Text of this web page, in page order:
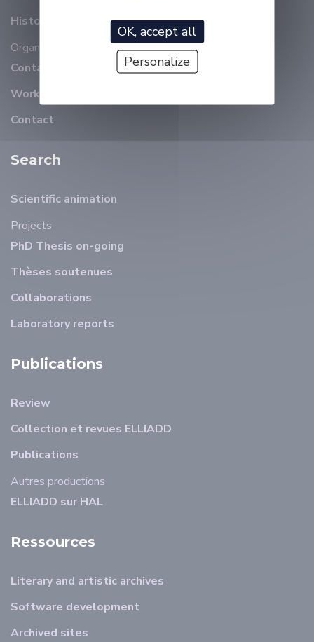
History
Organizational chart
Members
Contact details
Working at ELLIADD
Contact
Search
Scientific animation
Projects
PhD Thesis on-going
Thèses soutenues
Collaborations
Laboratory reports
Publications
Review
Collection et revues ELLIADD
Publications
Autres productions
ELLIADD sur HAL
Ressources
Literary and artistic archives
Software development
Archived sites
OK, accept all
Personalize